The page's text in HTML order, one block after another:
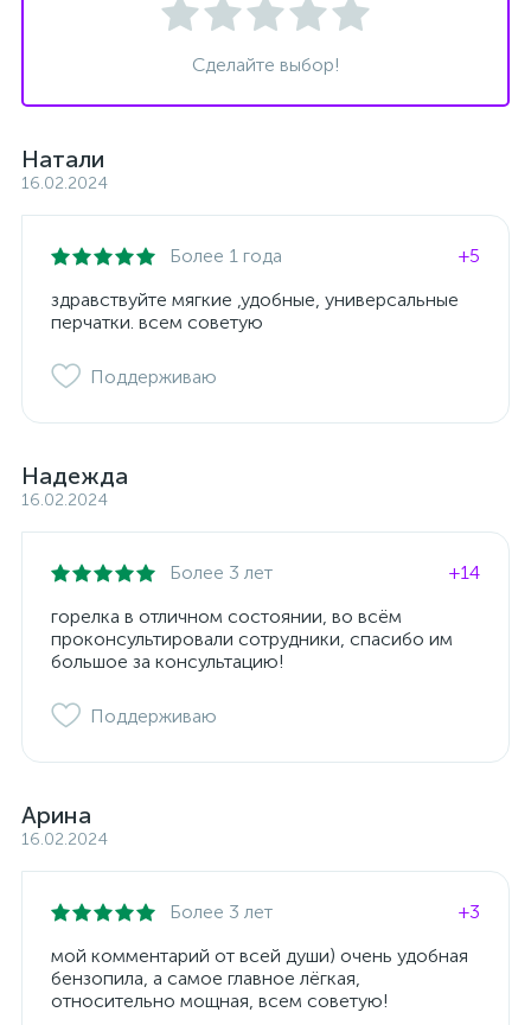
Сделайте выбор!
Натали
16.02.2024
Более 1 года
+5
здравствуйте мягкие ,удобные, универсальные
перчатки. всем советую
Поддерживаю
Надежда
16.02.2024
Более 3 лет
+14
горелка в отличном состоянии, во всём
проконсультировали сотрудники, спасибо им
большое за консультацию!
Поддерживаю
Арина
16.02.2024
Более 3 лет
+3
мой комментарий от всей души) очень удобная
бензопила, а самое главное лёгкая,
относительно мощная, всем советую!